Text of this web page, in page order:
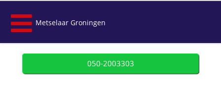
Metselaar Groningen
050-2003303